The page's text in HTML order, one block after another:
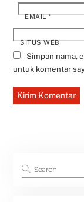
EMAIL*
SITUS WEB
Simpan nama,
untuk komentar